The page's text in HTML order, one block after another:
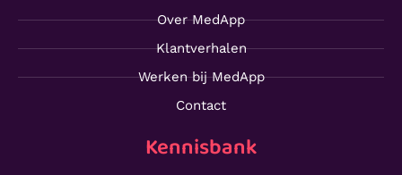
Over MedApp
Klantverhalen
Werken bij MedApp
Contact
Kennisbank